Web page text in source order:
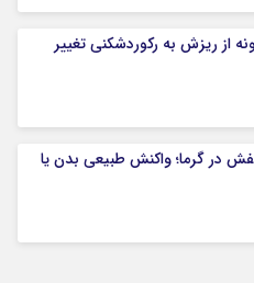
از ریزش به رکوردشکنی تغییر
در گرما؛ واکنش طبیعی بدن یا